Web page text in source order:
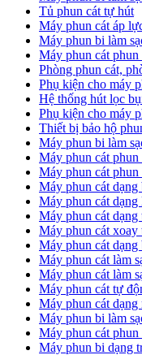
Tủ phun cát tự hút
Máy phun cát áp
Máy phun bi làm
Máy phun cát phun
Phòng phun cát,
Phụ kiện cho máy
Hệ thống hút lọc
Phụ kiện cho máy
Thiết bị bảo hộ
Máy phun bi làm
Máy phun cát phun
Máy phun cát
Máy phun cát dạng
Máy phun cát
Máy phun cát dạng
Máy phun cát xoay
Máy phun cát dạng
​Máy phun cát làm
Máy phun cát làm
Máy phun cát tự
​Máy phun cát dạng
Máy phun bi làm
Máy phun cát phun
Máy phun bi dạng